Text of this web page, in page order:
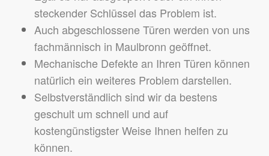
steckender Schlüssel das Problem ist.
Auch abgeschlossene Türen werden von uns
fachmännisch in Maulbronn geöffnet.
Mechanische Defekte an Ihren Türen können
natürlich ein weiteres Problem darstellen.
Selbstverständlich sind wir da bestens
geschult um schnell und auf
kostengünstigster Weise Ihnen helfen zu
können.